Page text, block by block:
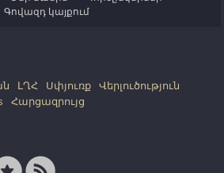
Գովազդ կայքում
ԼՂՀ Սփյուռք
Վերլուծություն
Հարցազրույց